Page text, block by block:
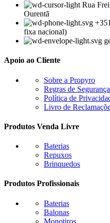
Rua
Ourentã​
fixa nacional)
Apoio ao Cliente
Sobre a Propyro
Regras de Segurança
Política de
Livro de
Produtos Venda Livre
Baterias
Repuxos
Brinquedos
Produtos Profissionais
Baterias
Balonas
Monotiros